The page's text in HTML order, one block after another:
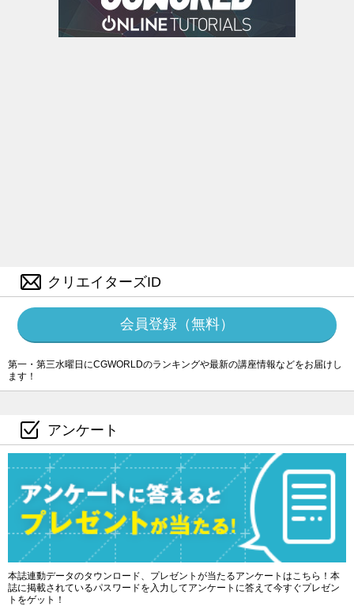
クリエイターズID
会員登録（無料）
第一・第三水曜日にCGWORLDのランキングや最新の講座情報などをお届けし
ます！
アンケート
本誌連動データのタウンロード、プレゼントが当たるアンケートはこちら！本
誌に掲載されているパスワードを入力してアンケートに答えて今すぐプレゼン
トをゲット！